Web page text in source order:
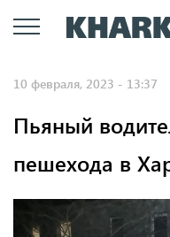
10 февраля, 2023 - 13:37
Пьяный
пешехода в